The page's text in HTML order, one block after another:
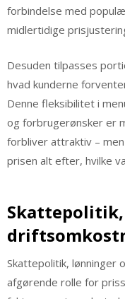
forbindelse med
midlertidige
Desuden tilpasses
hvad kunderne
Denne fleksibilitet i
og forbrugerønsker er
forbliver attraktiv –
prisen alt efter, hvilke
Skattepolitik, lønninger
afgørende rolle for